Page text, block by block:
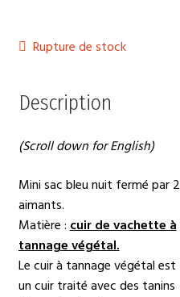
Rupture de stock
Description
(Scroll down for English)
Mini sac bleu nuit fermé par 2
aimants.
Matière : cuir de vachette à
tannage végétal.
Le cuir à tannage végétal est
un cuir traité avec des tanins